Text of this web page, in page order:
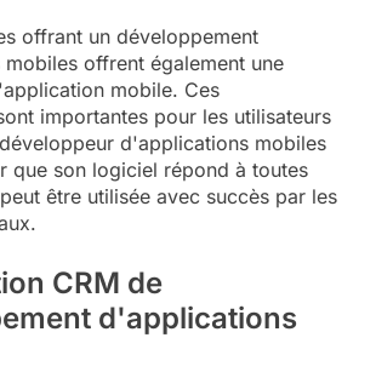
offrant un développement
offrent également une
mobile. Ces
importantes pour les utilisateurs
d'applications mobiles
que son logiciel répond à toutes
être utilisée avec succès par les
CRM de
d'applications